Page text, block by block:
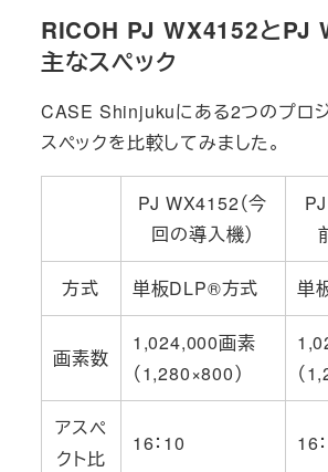
RICOH PJ WX4152とPJ
主なスペック
CASE Shinjukuにある2つのプロ
スペックを比較してみました。
PJ WX4152（今
回の導入機）
方式 単板DLP®方式 単
画素数
1,024,000画素
（1,280×800）
（
アスペ
クト比
16：10 16